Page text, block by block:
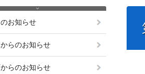
お知らせ
らのお知らせ
らのお知らせ